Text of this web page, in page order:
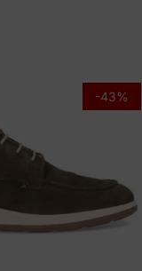
-43%